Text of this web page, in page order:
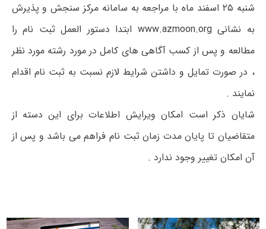
شنبه ۲۵ اسفند ماه با مراجعه به سامانه مرکز سنجش و پذیرش
به نشانی www.azmoon.org ابتدا دستور العمل ثبت نام را
مطالعه و پس از کسب آگاهی های کامل در مورد رشته مورد نظر
، در صورت تمایل و داشتن شرایط لازم نسبت به ثبت نام اقدام
نمایند .
شایان ذکر است امکان ویرایش اطلاعات برای این دسته از
متقاضیان تا پایان مدت زمان ثبت نام فراهم می باشد و پس از
آن امکان تغییر وجود ندارد .